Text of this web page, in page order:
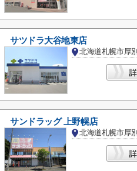
サツドラ大谷地東店
サンドラッグ 上野幌店